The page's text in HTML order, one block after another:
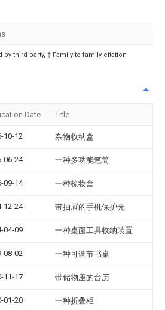
by third party, ‡ Family to family citation
Date Title
10-12 杂物收纳盒
06-24 一种多功能笔筒
09-14 一种梳妆盒
12-24 带抽屉的手机保护壳
04-09 一种桌面工具收纳装置
08-02 一种可调节书桌
11-17 带储物座的台历
01-20 一种折叠柜